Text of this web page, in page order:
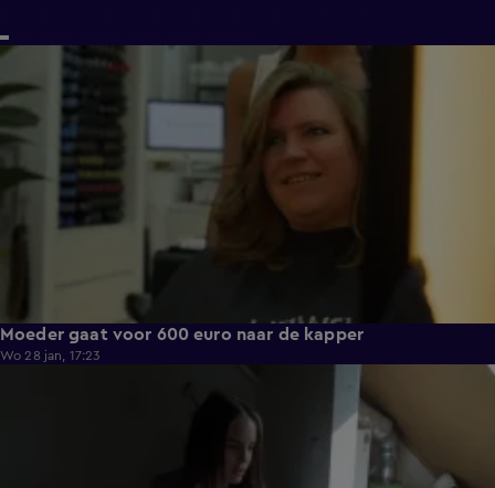
0:52
Moeder gaat voor 600 euro naar de kapper
Wo 28 jan, 17:23